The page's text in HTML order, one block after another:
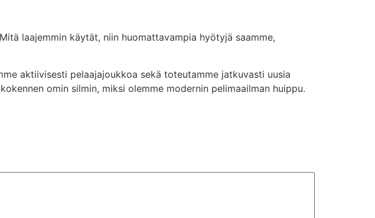
laajemmin käytät, niin huomattavampia hyötyjä saamme,
aktiivisesti pelaajajoukkoa sekä toteutamme jatkuvasti uusia
omin silmin, miksi olemme modernin pelimaailman huippu.